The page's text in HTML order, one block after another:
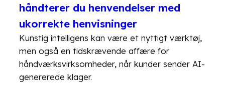
håndterer du henvendelser med
ukorrekte henvisninger
Kunstig intelligens kan være et nyttigt værktøj,
men også en tidskrævende affære for
håndværksvirksomheder, når kunder sender AI-
genererede klager.